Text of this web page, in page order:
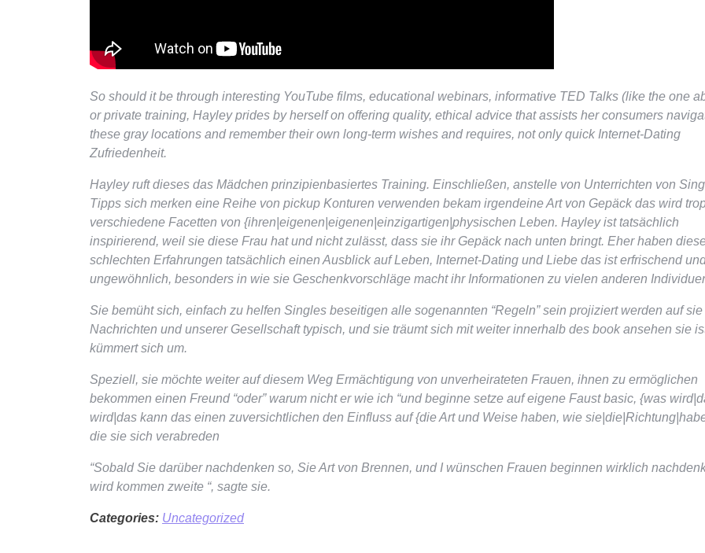
So should it be through interesting YouTube films, educational webinars, informative TED Talks (like the one
or private training, Hayley prides by herself on offering quality, ethical advice that assists her consumers
these gray locations and remember their own long-term wishes and requires, not only quick Internet-Dating
Zufriedenheit.
Hayley ruft dieses das Mädchen prinzipienbasiertes Training. Einschließen, anstelle von Unterrichten von
Tipps sich merken eine Reihe von pickup Konturen verwenden bekam irgendeine Art von Gepäck das wird
verschiedene Facetten von {ihren|eigenen|eigenen|einzigartigen|physischen Leben. Hayley ist tatsächlich
inspirierend, weil sie diese Frau hat und nicht zulässt, dass sie ihr Gepäck nach unten bringt. Eher haben
schlechten Erfahrungen tatsächlich einen Ausblick auf Leben, Internet-Dating und Liebe das ist erfrischend
ungewöhnlich, besonders in wie sie Geschenkvorschläge macht ihr Informationen zu vielen anderen
Sie bemüht sich, einfach zu helfen Singles beseitigen alle sogenannten “Regeln” sein projiziert werden auf
Nachrichten und unserer Gesellschaft typisch, und sie träumt sich mit weiter innerhalb des book ansehen sie
kümmert sich um.
Speziell, sie möchte weiter auf diesem Weg Ermächtigung von unverheirateten Frauen, ihnen zu ermöglichen
bekommen einen Freund “oder” warum nicht er wie ich “und beginne setze auf eigene Faust basic, {was
wird|das kann das einen zuversichtlichen den Einfluss auf {die Art und Weise haben, wie
die sie sich verabreden
“Sobald Sie darüber nachdenken so, Sie Art von Brennen, und I wünschen Frauen beginnen wirklich
wird kommen zweite “, sagte sie.
Categories: Uncategorized